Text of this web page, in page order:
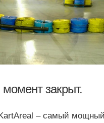
закрыт.
– самый мощный